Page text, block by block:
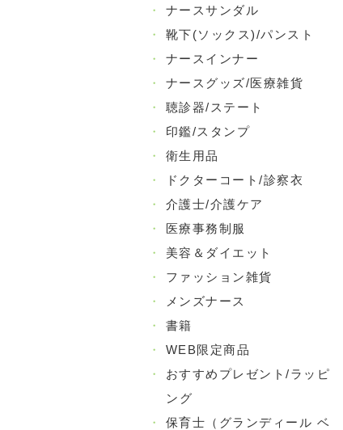
・
ナースサンダル
・
靴下(ソックス)/パンスト
・
ナースインナー
・
ナースグッズ/医療雑貨
・
聴診器/ステート
・
印鑑/スタンプ
・
衛生用品
・
ドクターコート/診察衣
・
介護士/介護ケア
・
医療事務制服
・
美容＆ダイエット
・
ファッション雑貨
・
メンズナース
・
書籍
・
WEB限定商品
・
おすすめプレゼント/ラッピ
ング
・
保育士（グランディール ベ